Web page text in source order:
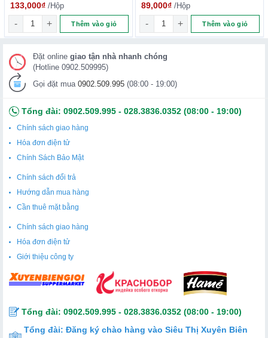
133,000₫ /Hộp
Trà đen Princess Kandy - 200 g số lượng
Thêm vào giỏ
89,000₫ /Hộp
Belevskaya pastille cổ điển
Thêm vào giỏ
Đặt online giao tận nhà nhanh chóng
(Hotline 0902.509995)
Gọi đặt mua 0902.509.995 (08:00 - 19:00)
Tổng đài: 0902.509.995 - 028.3836.0352 (08:00 - 19:00)
Chính sách giao hàng
Hóa đơn điện tử
Chính Sách Bảo Mật
Chính sách đổi trả
Hướng dẫn mua hàng
Cần thuê mặt bằng
Chính sách giao hàng
Hóa đơn điện tử
Giới thiệu công ty
Tổng đài: 0902.509.995 - 028.3836.0352 (08:00 - 19:00)
Tổng đài: Đăng ký chào hàng vào Siêu Thị Xuyên Biên